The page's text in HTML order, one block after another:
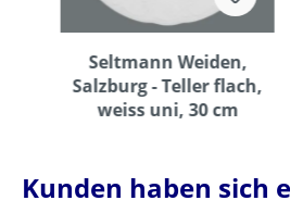
Seltmann Weiden,
Salzburg - Teller flach,
weiss uni, 30 cm
Kunden haben sich